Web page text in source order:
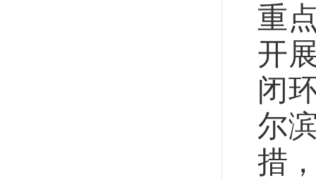
重
开
闭
尔
措